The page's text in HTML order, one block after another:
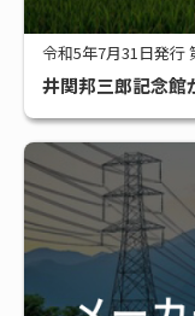
令和5年7月31日発行
井関邦三郎記念館